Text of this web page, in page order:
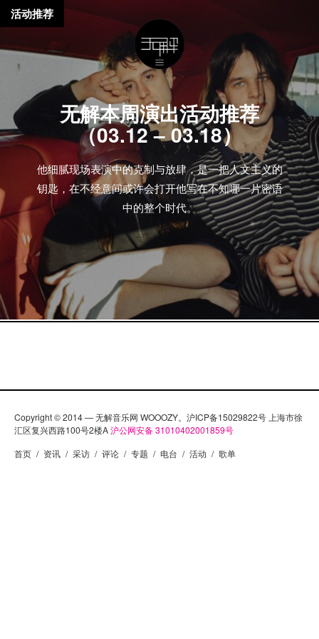
无解本周演出活动推荐
（03.12 – 03.18）
他细腻现场表演中的克制与放肆，是一把人文主义的
钥匙，在不经意间或许会打开他写在不知哪一片密语
中的整个时代。
活动推荐
Copyright © 2014 — 无解音乐网 WOOOZY。沪ICP备15029822号 上海市徐
汇区复兴西路100号2楼A沪公网安备 31010402001859号
首页 / 资讯 / 采访 / 评论 / 专题 / 电台 / 活动 / 歌单